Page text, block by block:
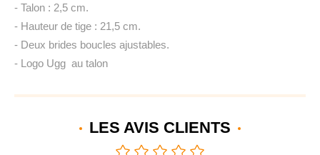
- Talon : 2,5 cm.
- Hauteur de tige : 21,5 cm.
- Deux brides boucles ajustables.
- Logo Ugg au talon
LES AVIS CLIENTS